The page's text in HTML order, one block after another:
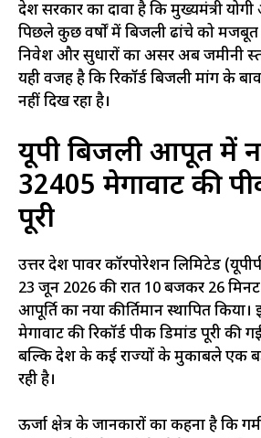
प्रदेश सरकार का दावा है कि मुख्यमंत्री
पिछले कुछ वर्षों में बिजली ढांचे को
निवेश और सुधारों का असर अब जमीनी
यही वजह है कि रिकॉर्ड बिजली मांग के
नहीं दिख रहा है।
यूपी बिजली आपूर्ति में
32405 मेगावाट की
पूरी
उत्तर प्रदेश पावर कॉरपोरेशन लिमिटेड
23 जून 2026 की रात 10 बजकर 26 मिनट
आपूर्ति का नया कीर्तिमान स्थापित किया।
मेगावाट की रिकॉर्ड पीक डिमांड पूरी की
बल्कि देश के कई राज्यों के मुकाबले एक
रही है।
ऊर्जा क्षेत्र के जानकारों का कहना है कि